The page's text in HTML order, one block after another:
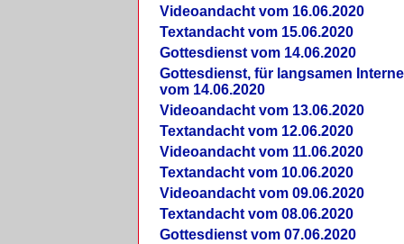
Videoandacht vom 16.06.2020
Textandacht vom 15.06.2020
Gottesdienst vom 14.06.2020
Gottesdienst, für langsamen
vom 14.06.2020
Videoandacht vom 13.06.2020
Textandacht vom 12.06.2020
Videoandacht vom 11.06.2020
Textandacht vom 10.06.2020
Videoandacht vom 09.06.2020
Textandacht vom 08.06.2020
Gottesdienst vom 07.06.2020